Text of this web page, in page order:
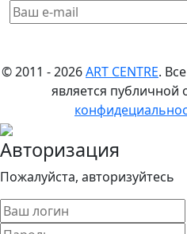
© 2011 - 2026ART CENTRE.
является публичной
Авторизация
Пожалуйста, авторизуйтесь